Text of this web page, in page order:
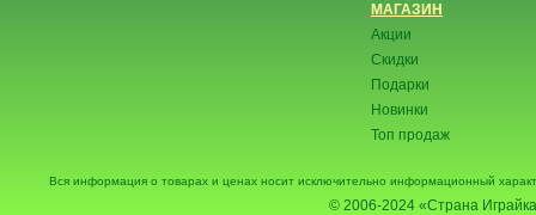
МАГАЗИН
Акции
Скидки
Подарки
Новинки
Топ продаж
Вся информация о товарах и ценах носит исключительно информационный
© 2006-2024 «Страна